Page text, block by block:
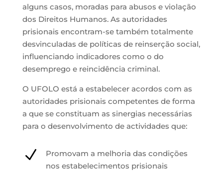
alguns casos, moradas para abusos e violação
dos Direitos Humanos. As autoridades
prisionais encontram-se também totalmente
desvinculadas de políticas de reinserção social,
influenciando indicadores como o do
desemprego e reincidência criminal.
O UFOLO está a estabelecer acordos com as
autoridades prisionais competentes de forma
a que se constituam as sinergias necessárias
para o desenvolvimento de actividades que:
N
Promovam a melhoria das condições
nos estabelecimentos prisionais